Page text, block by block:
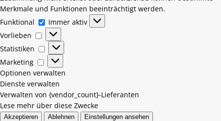
Merkmale und Funktionen beeinträchtigt werden.
Funktional
Immer aktiv
Vorlieben
Statistiken
Marketing
Optionen verwalten
Dienste verwalten
Verwalten von {vendor_count}-Lieferanten
Lese mehr über diese Zwecke
Akzeptieren Ablehnen
Einstellungen ansehen